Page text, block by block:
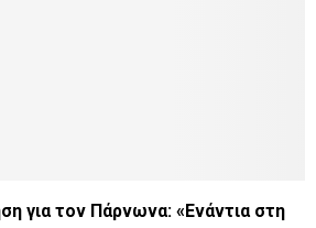
για τον Πάρνωνα: «Ενάντια στη